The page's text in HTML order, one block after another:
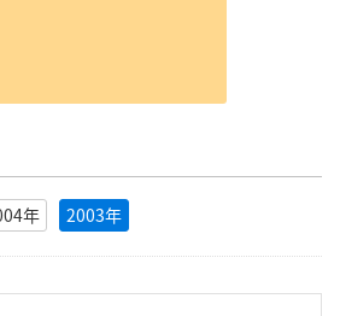
年 2003年